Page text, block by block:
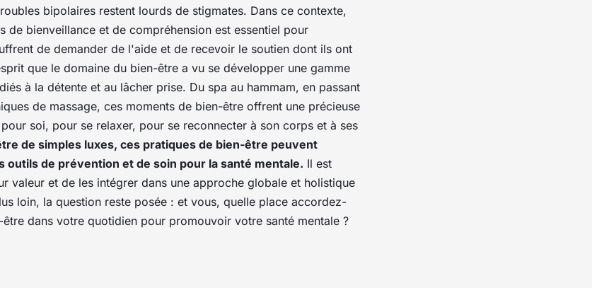
bipolaires restent lourds de stigmates. Dans ce contexte,
de bienveillance et de compréhension est essentiel pour
de demander de l'aide et de recevoir le soutien dont ils ont
que le domaine du bien-être a vu se développer une gamme
à la détente et au lâcher prise. Du spa au hammam, en passant
de massage, ces moments de bien-être offrent une précieuse
soi, pour se relaxer, pour se reconnecter à son corps et à ses
de simples luxes, ces pratiques de bien-être peuvent
outils de prévention et de soin pour la santé mentale. Il est
valeur et de les intégrer dans une approche globale et holistique
loin, la question reste posée : et vous, quelle place accordez-
dans votre quotidien pour promouvoir votre santé mentale ?